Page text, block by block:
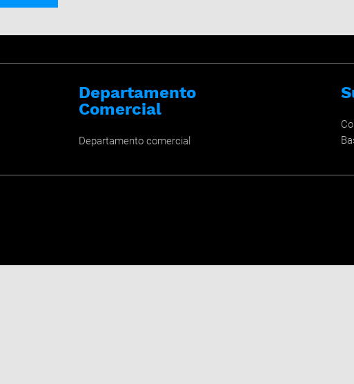
Departamento
Comercial
Departamento comercial